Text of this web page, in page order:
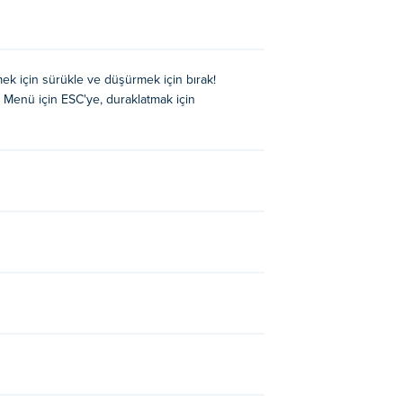
arkadaşlarınızla paylaşmayı ve
ve bırakmak için bırakın.
için sürükle ve düşürmek için bırak!
için ESC'ye, duraklatmak için